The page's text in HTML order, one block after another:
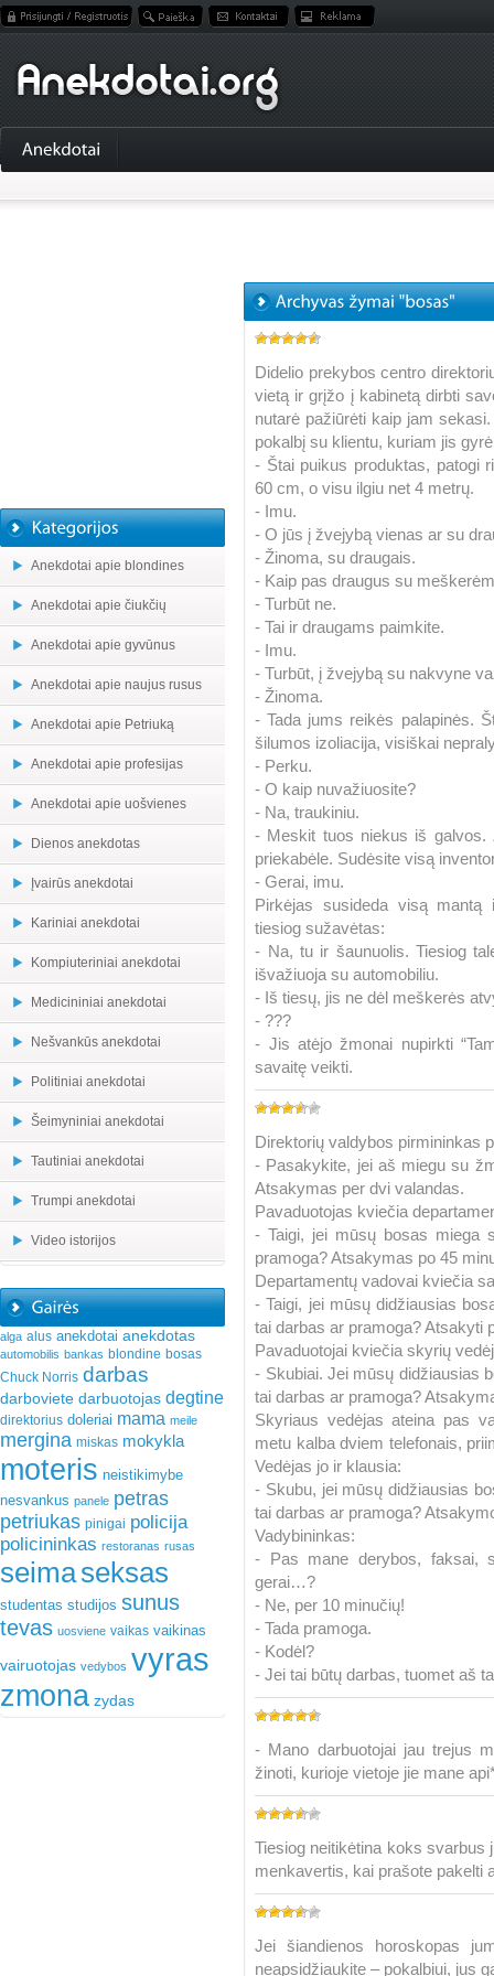
Anekdotai apie blondines
Anekdotai apie čiukčių
Anekdotai apie gyvūnus
Anekdotai apie naujus rusus
Anekdotai apie Petriuką
Anekdotai apie profesijas
Anekdotai apie uošvienes
Dienos anekdotas
Įvairūs anekdotai
Kariniai anekdotai
Kompiuteriniai anekdotai
Medicininiai anekdotai
Nešvankūs anekdotai
Politiniai anekdotai
Šeimyniniai anekdotai
Tautiniai anekdotai
Trumpi anekdotai
Video istorijos
alga alus anekdotai anekdotas
automobilis bankas blondine bosas
Chuck Norris darbas
darboviete darbuotojas degtine
direktorius doleriai mama meile
mergina miskas mokykla
moteris neistikimybe
nesvankus panele petras
petriukas pinigai policija
policininkas restoranas rusas
seimaseksas
studentas studijos sunus
tevas uosviene vaikas vaikinas
vairuotojas vedybos vyras
zmona zydas
Didelio prekybos centro
vietą ir grįžo į kabinetą dirbti
nutarė pažiūrėti kaip jam
pokalbį su klientu, kuriam jis
- Štai puikus produktas, patogi
60 cm, o visu ilgiu net 4 metrų.
- Imu.
- O jūs į žvejybą vienas ar su
- Žinoma, su draugais.
- Kaip pas draugus su
- Turbūt ne.
- Tai ir draugams paimkite.
- Imu.
- Turbūt, į žvejybą su nakvyne
- Žinoma.
- Tada jums reikės palapinės.
šilumos izoliacija, visiškai
- Perku.
- O kaip nuvažiuosite?
- Na, traukiniu.
- Meskit tuos niekus iš galvos.
priekabėle. Sudėsite visą
- Gerai, imu.
Pirkėjas susideda visą mantą
tiesiog sužavėtas:
- Na, tu ir šaunuolis. Tiesiog
išvažiuoja su automobiliu.
- Iš tiesų, jis ne dėl meškerės
- ???
- Jis atėjo žmonai nupirkti
savaitę veikti.
Direktorių valdybos pirmininkas
- Pasakykite, jei aš miegu su
Atsakymas per dvi valandas.
Pavaduotojas kviečia
- Taigi, jei mūsų bosas miega
pramoga? Atsakymas po 45
Departamentų vadovai kviečia
- Taigi, jei mūsų didžiausias
tai darbas ar pramoga? Atsakyti
Pavaduotojai kviečia skyrių
- Skubiai. Jei mūsų didžiausias
tai darbas ar pramoga?
Skyriaus vedėjas ateina pas
metu kalba dviem telefonais,
Vedėjas jo ir klausia:
- Skubu, jei mūsų didžiausias
tai darbas ar pramoga?
Vadybininkas:
- Pas mane derybos, faksai,
gerai…?
- Ne, per 10 minučių!
- Tada pramoga.
- Kodėl?
- Jei tai būtų darbas, tuomet aš
- Mano darbuotojai jau trejus
žinoti, kurioje vietoje jie mane
Tiesiog neitikėtina koks svarbus
menkavertis, kai prašote pakelti
Jei šiandienos horoskopas
neapsidžiaukite – pokalbiui, jus